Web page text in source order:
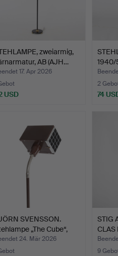
zweiarmig,
AB (AJH…
17. Apr 2026
USD
1940/
2
74
SVENSSON.
„The Cube“,
24. Mär 2026
STIG
CLAS
„S…
9